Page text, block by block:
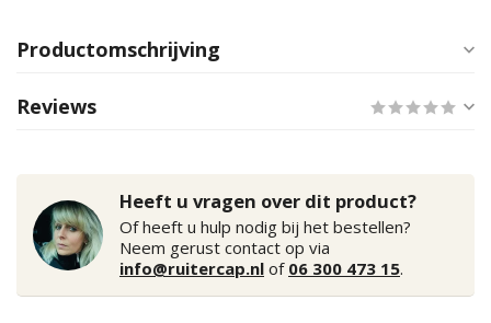
Productomschrijving
Reviews
Heeft u vragen over dit product?
Of heeft u hulp nodig bij het bestellen?
Neem gerust contact op via
info@ruitercap.nl of 06 300 473 15.